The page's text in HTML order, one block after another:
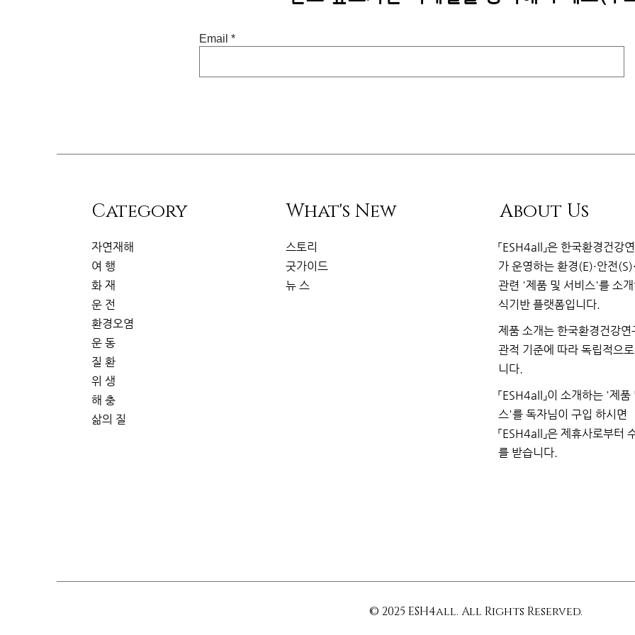
Email
​Category
자연재해
여 행
화 재
운 전
환경오염
운 동
질 환
위 생
해 충
삶의 질
What's New
스토리
굿가이드
뉴 스
About Us
「ESH4all」은한국환경건강
가운영하는 환경(E)·안전
관련 '제품 및 서비스'를 소
식기반 플랫폼입니다.
제품 소개는 한국환경건강연
관적 기준에 따라 독립적으
니다.
「ESH4all」이 소개하는 '제품
스'를 독자님이구입하시면
「ESH4all」은 제휴사로부터
를 받습니다.
© 2025 ESH4all. All Rights Reserved.